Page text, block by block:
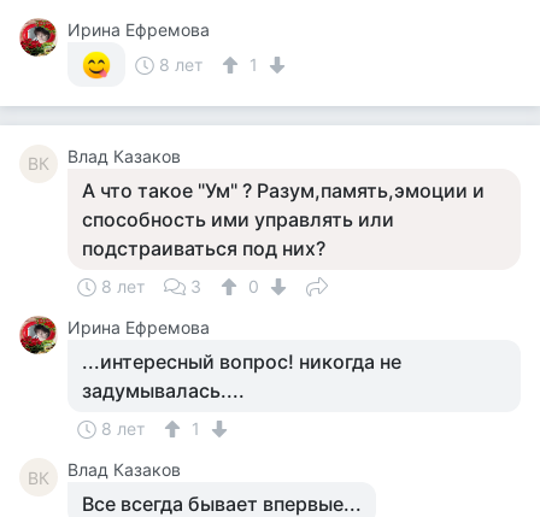
Ирина Ефремова
8 лет
1
ВК Влад Казаков
А что такое "Ум" ? Разум,память,эмоции и
способность ими управлять или
подстраиваться под них?
8 лет 3
0
Ирина Ефремова
...интересный вопрос! никогда не
задумывалась....
8 лет 1
ВК Влад Казаков
Все всегда бывает впервые...